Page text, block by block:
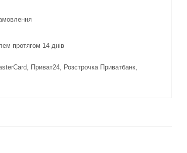
протягом 14 днів
Приват24, Розстрочка Приватбанк,